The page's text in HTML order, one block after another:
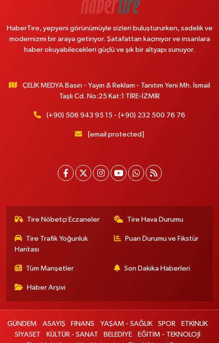
HaberTire, yepyeni görünümüyle sizleri buluştururken, sadelik ve
modernizmi bir araya getiriyor. Şatafattan kaçınıyor ve insanlara
haber okuyabilecekleri güçlü ve şık bir altyapı sunuyor.
ÇELİK MEDYA Basın - Yayın & Reklam - Tanıtım Yeni Mh. İsmail
Taşlı Cd. No:25 Kat:1 TİRE-İZMİR
(+90) 506 943 95 15 - (+90) 232 500 76 76
[email protected]
Tire Nöbetçi Eczaneler Tire Hava Durumu
Tire Trafik Yoğunluk
Haritası
Puan Durumu ve Fikstür
Tüm Manşetler Son Dakika Haberleri
Haber Arşivi
GÜNDEM ASAYİŞ FİNANS YAŞAM - SAĞLIK SPOR
ETKİNLİK
SİYASET
KÜLTÜR - SANAT BELEDİYE
EĞİTİM - TEKNOLOJİ